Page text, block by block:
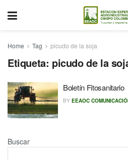
Home Tag picudo de la soja
Etiqueta: picudo de la
Boletín Fitosanitario
BY EEAOC
Buscar